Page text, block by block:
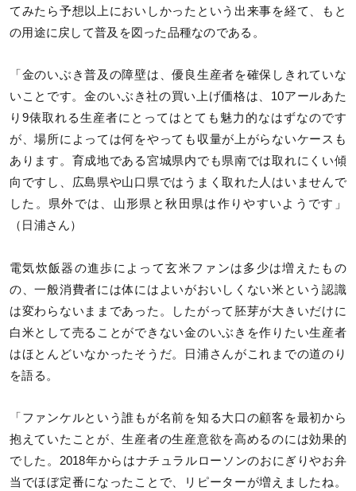
てみたら予想以上においしかったという出来事を経て、もと
の用途に戻して普及を図った品種なのである。
「金のいぶき普及の障壁は、優良生産者を確保しきれていな
いことです。金のいぶき社の買い上げ価格は、10アールあた
り9俵取れる生産者にとってはとても魅力的なはずなのです
が、場所によっては何をやっても収量が上がらないケースも
あります。育成地である宮城県内でも県南では取れにくい傾
向ですし、広島県や山口県ではうまく取れた人はいませんで
した。県外では、山形県と秋田県は作りやすいようです」
（日浦さん）
電気炊飯器の進歩によって玄米ファンは多少は増えたもの
の、一般消費者には体にはよいがおいしくない米という認識
は変わらないままであった。したがって胚芽が大きいだけに
白米として売ることができない金のいぶきを作りたい生産者
はほとんどいなかったそうだ。日浦さんがこれまでの道のり
を語る。
「ファンケルという誰もが名前を知る大口の顧客を最初から
抱えていたことが、生産者の生産意欲を高めるのには効果的
でした。2018年からはナチュラルローソンのおにぎりやお弁
当でほぼ定番になったことで、リピーターが増えましたね。